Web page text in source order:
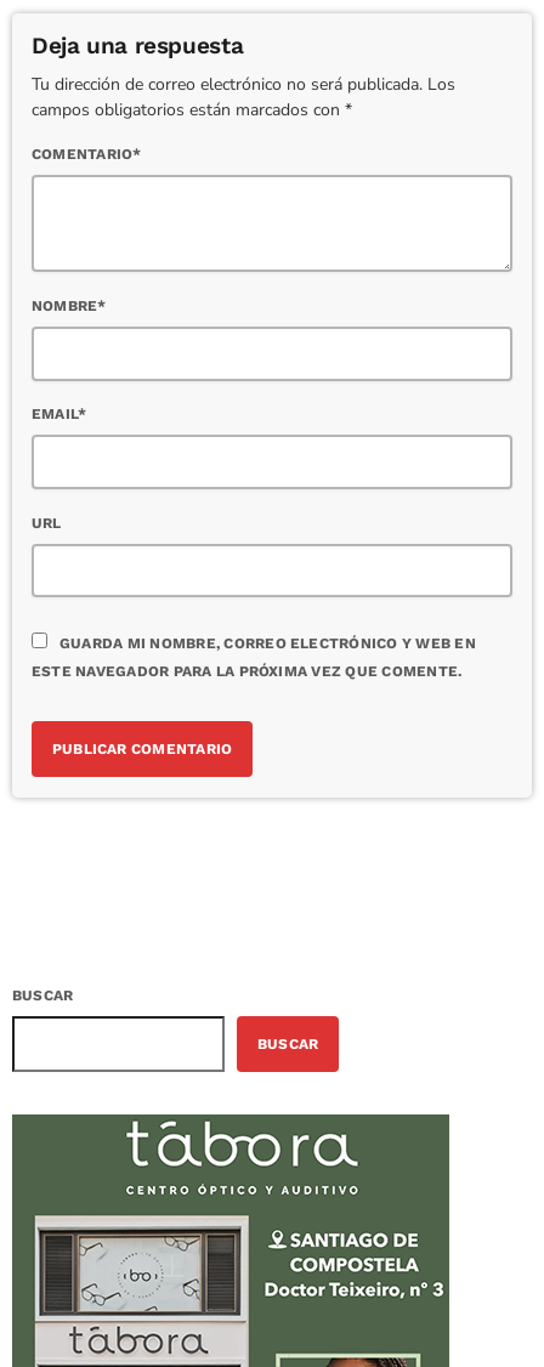
Deja una respuesta
Tu dirección de correo electrónico no será publicada. Los
campos obligatorios están marcados con *
COMENTARIO*
NOMBRE*
EMAIL*
URL
GUARDA MI NOMBRE, CORREO ELECTRÓNICO Y WEB EN
ESTE NAVEGADOR PARA LA PRÓXIMA VEZ QUE COMENTE.
BUSCAR
BUSCAR